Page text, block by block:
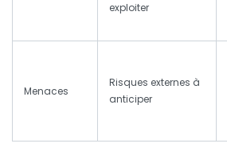
exploiter
Menaces
Risques externes à
anticiper